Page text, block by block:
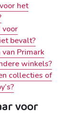
het
voor
bevalt?
Primark
winkels?
collecties of
voor